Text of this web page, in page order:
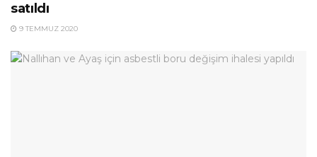
satıldı
9 TEMMUZ 2020